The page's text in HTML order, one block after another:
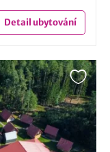
Detailubytování